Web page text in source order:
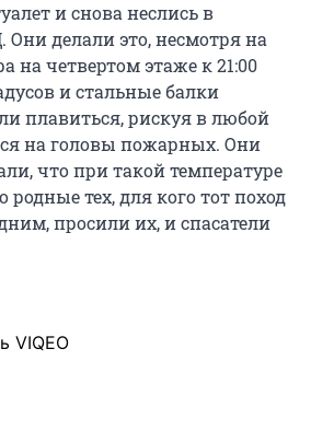
и снова неслись в
делали это, несмотря на
на четвертом этаже к 21:00
и стальные балки
плавиться, рискуя в любой
на головы пожарных. Они
что при такой температуре
тех, для кого тот поход
просили их, и спасатели
VIQEO